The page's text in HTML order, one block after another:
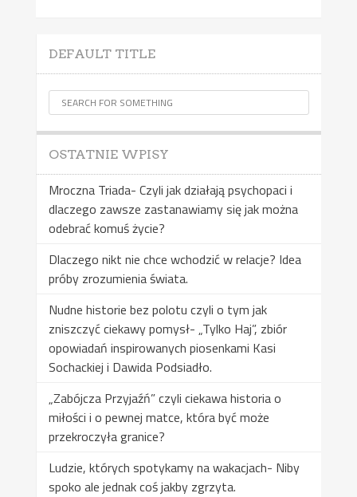
DEFAULT TITLE
OSTATNIE WPISY
Mroczna Triada- Czyli jak działają psychopaci i
dlaczego zawsze zastanawiamy się jak można
odebrać komuś życie?
Dlaczego nikt nie chce wchodzić w relacje? Idea
próby zrozumienia świata.
Nudne historie bez polotu czyli o tym jak
zniszczyć ciekawy pomysł- „Tylko Haj”, zbiór
opowiadań inspirowanych piosenkami Kasi
Sochackiej i Dawida Podsiadło.
„Zabójcza Przyjaźń” czyli ciekawa historia o
miłości i o pewnej matce, która być może
przekroczyła granice?
Ludzie, których spotykamy na wakacjach- Niby
spoko ale jednak coś jakby zgrzyta.